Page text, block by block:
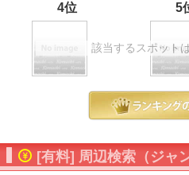
4位 5
該当するスポット
[有料] 周辺検索（ジャ